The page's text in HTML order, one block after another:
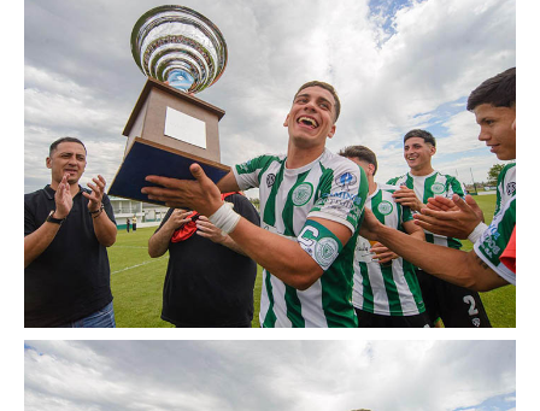
Videos de prevención
Noticias de Delegaciones y Seccionales
Memoria histórica
Notas
Novedades
Noticias Fiscalización
Buscar
Secretarías